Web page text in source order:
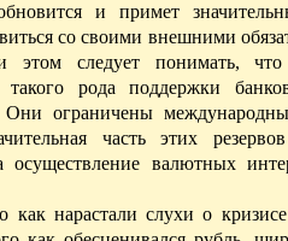
и примет
со своими внешними
этом следует понимать, что
рода поддержки
Они ограничены
часть этих
валютных
как нарастали слухи о